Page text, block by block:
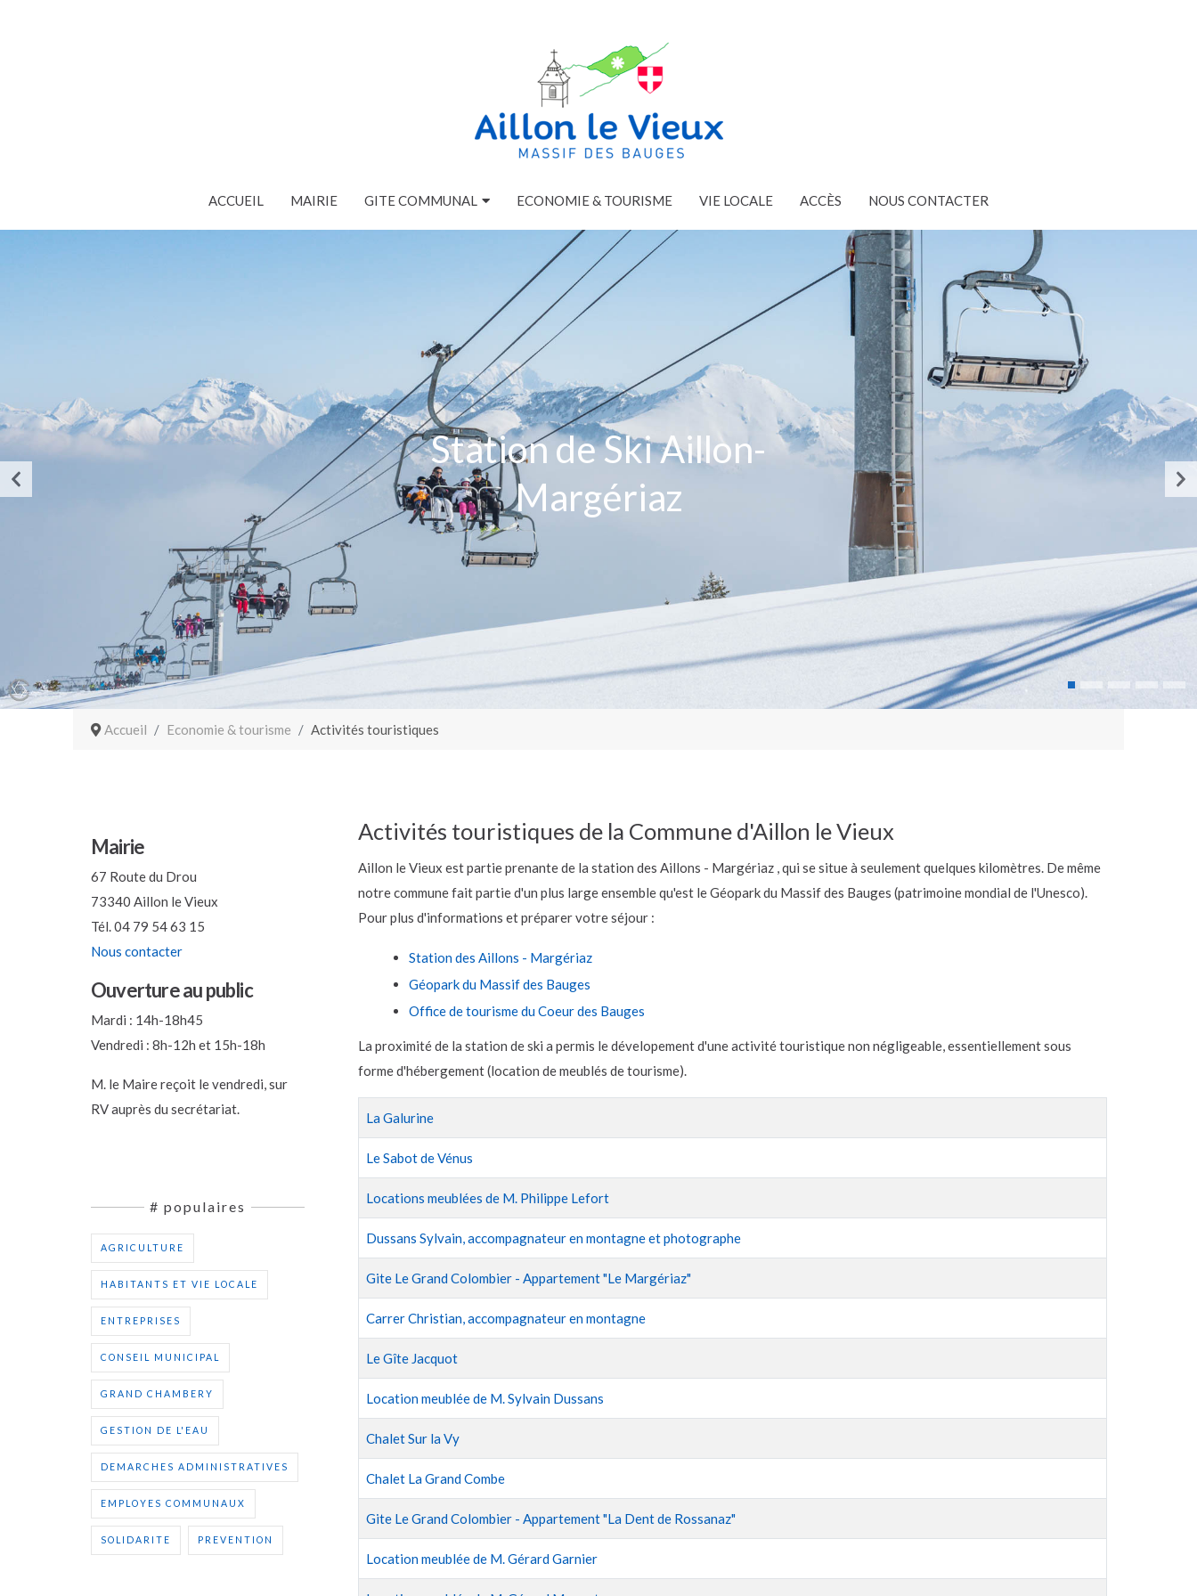
ACCUEIL MAIRIE GITE COMMUNAL ECONOMIE & TOURISME VIE LOCALE ACCÈS NOUS CONTACTER
Station de Ski Aillon-
Margériaz
Accueil Economie & tourisme Activités touristiques
Mairie
67 Route du Drou
73340 Aillon le Vieux
Tél. 04 79 54 63 15
Nous contacter
Ouverture au public
Mardi : 14h-18h45
Vendredi : 8h-12h et 15h-18h
M. le Maire reçoit le vendredi, sur
RV auprès du secrétariat.
# populaires
AGRICULTURE
HABITANTS ET VIE LOCALE
ENTREPRISES
CONSEIL MUNICIPAL
GRAND CHAMBERY
GESTION DE L'EAU
DEMARCHES ADMINISTRATIVES
EMPLOYES COMMUNAUX
SOLIDARITE PREVENTION
Activités touristiques de la Commune d'Aillon le Vieux
Aillon le Vieux est partie prenante de la station des Aillons - Margériaz , qui se situe à seulement quelques kilomètres. De même
notre commune fait partie d'un plus large ensemble qu'est le Géopark du Massif des Bauges (patrimoine mondial de l'Unesco).
Pour plus d'informations et préparer votre séjour :
Station des Aillons - Margériaz
Géopark du Massif des Bauges
Office de tourisme du Coeur des Bauges
La proximité de la station de ski a permis le dévelopement d'une activité touristique non négligeable, essentiellement sous
forme d'hébergement (location de meublés de tourisme).
Titre
La Galurine
Le Sabot de Vénus
Locations meublées de M. Philippe Lefort
Dussans Sylvain, accompagnateur en montagne et photographe
Gite Le Grand Colombier - Appartement "Le Margériaz"
Carrer Christian, accompagnateur en montagne
Le Gîte Jacquot
Location meublée de M. Sylvain Dussans
Chalet Sur la Vy
Chalet La Grand Combe
Gite Le Grand Colombier - Appartement "La Dent de Rossanaz"
Location meublée de M. Gérard Garnier